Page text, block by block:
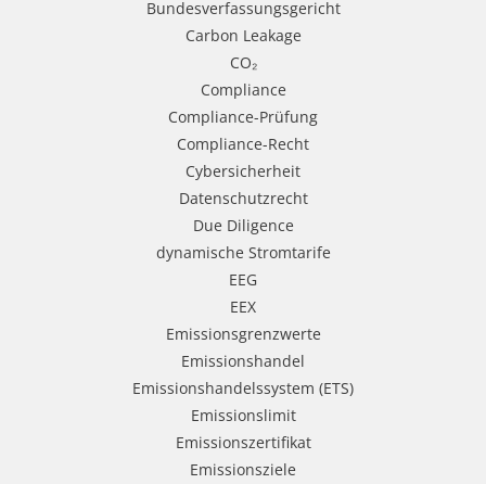
Bundesverfassungsgericht
Carbon Leakage
CO₂
Compliance
Compliance-Prüfung
Compliance-Recht
Cybersicherheit
Datenschutzrecht
Due Diligence
dynamische Stromtarife
EEG
EEX
Emissionsgrenzwerte
Emissionshandel
Emissionshandelssystem (ETS)
Emissionslimit
Emissionszertifikat
Emissionsziele